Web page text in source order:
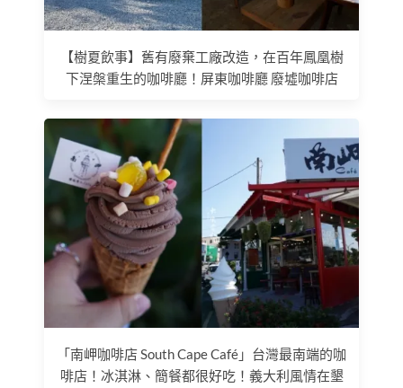
【樹夏飲事】舊有廢棄工廠改造，在百年鳳凰樹
下涅槃重生的咖啡廳！屏東咖啡廳 廢墟咖啡店
「南岬咖啡店 South Cape Café」台灣最南端的咖
啡店！冰淇淋、簡餐都很好吃！義大利風情在墾